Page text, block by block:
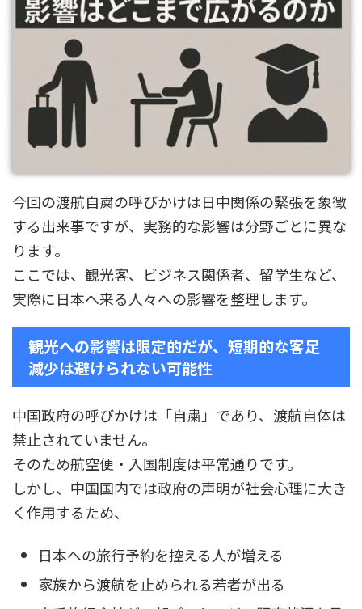
今回の渡航自粛の呼びかけは日中関係の緊張を象徴
する出来事ですが、実務的な影響は分野ごとに異な
ります。
ここでは、観光客、ビジネス関係者、留学生など、
実際に日本へ来る人々への影響を整理します。
観光への影響は限定的だが、短期的な客足
減少は避けられない可能性
中国政府の呼びかけは「自粛」であり、渡航自体は
禁止されていません。
そのため航空便・入国制度は平常通りです。
しかし、中国国内では政府の声明が社会心理に大き
く作用するため、
日本への旅行予約を控える人が増える
家族から渡航を止められる若者が出る